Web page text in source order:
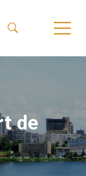
de